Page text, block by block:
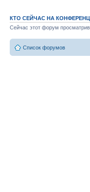
КТО СЕЙЧАС НА
Сейчас этот форум
Список форумов